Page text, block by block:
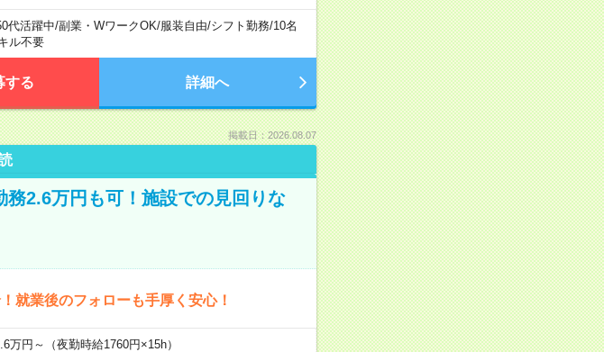
代活躍中/副業・WワークOK/服装自由/シフト勤務/10名
ル不要
する 詳細へ
掲載日：2026.08.07
2.6万円も可！施設での見回りな
就業後のフォローも手厚く安心！
円～（夜勤時給1760円×15h）